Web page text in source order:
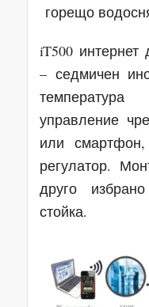
горещо
iT500
– седмичен
управление
или
регулатор.
друго
стойка.